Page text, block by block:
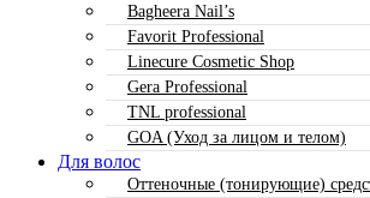
Bagheera Nail’s
Favorit Professional
Linecure Cosmetic Shop
Gera Professional
TNL professional
GOA (Уход за лицом и телом)
Для волос
Оттеночные (тонирующие)